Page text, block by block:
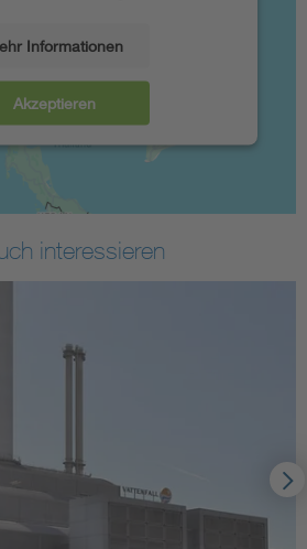
Informationen
Akzeptieren
interessieren